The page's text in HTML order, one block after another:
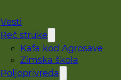
Vesti
Reč struke
Kafa kod Agrosave
Zimska škola
Poljoprivreda